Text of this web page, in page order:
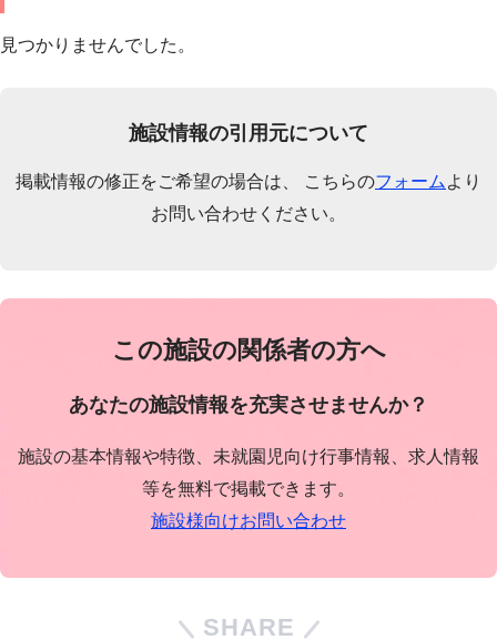
見つかりませんでした。
施設情報の引用元について
掲載情報の修正をご希望の場合は、 こちらのフォーム より
お問い合わせください。
この施設の関係者の方へ
あなたの施設情報を充実させませんか？
施設の基本情報や特徴、未就園児向け行事情報、求人情報
等を無料で掲載できます。
施設様向けお問い合わせ
SHARE